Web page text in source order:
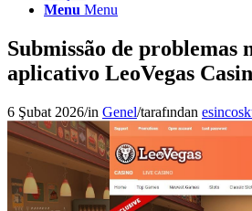
Menu Menu
Submissão de problemas
aplicativo LeoVegas
6 Şubat 2026/in Genel/tarafından